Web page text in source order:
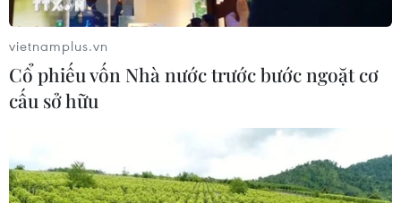
vietnamplus.vn
Cổ phiếu vốn Nhà nước trước bước ngoặt cơ
cấu sở hữu